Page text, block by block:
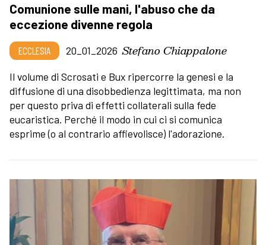
Comunione sulle mani, l'abuso che da
eccezione divenne regola
ECCLESIA 20_01_2026 Stefano Chiappalone
Il volume di Scrosati e Bux ripercorre la genesi e la
diffusione di una disobbedienza legittimata, ma non
per questo priva di effetti collaterali sulla fede
eucaristica. Perché il modo in cui ci si comunica
esprime (o al contrario affievolisce) l'adorazione.